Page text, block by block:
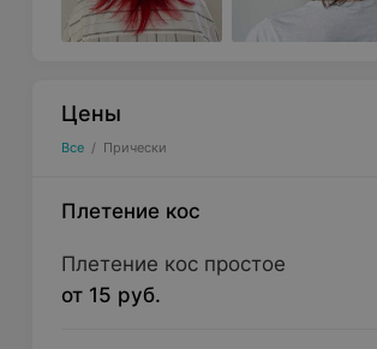
Цены
Все / Прически
Плетение кос
Плетение кос простое
от 15 руб.